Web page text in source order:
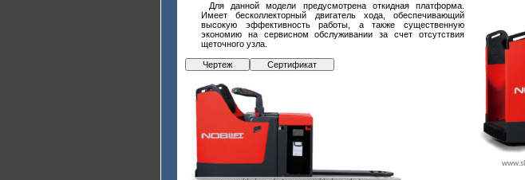
Для данной модели предусмотрена откидная платформа.
Имеет бесколлекторный двигатель хода, обеспечивающий
высокую эффективность работы, а также существенную
экономию на сервисном обслуживании за счет отсутствия
щеточного узла.
Чертеж Сертификат